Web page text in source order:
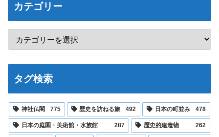
カテゴリー
タグ検索
神社仏閣 775 歴史を訪ねる旅 492 日本の町並み 478
日本の庭園・美術館・水族館 287 歴史的建造物 262